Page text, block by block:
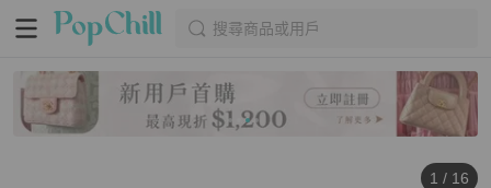
搜尋商品或用戶
1 / 16